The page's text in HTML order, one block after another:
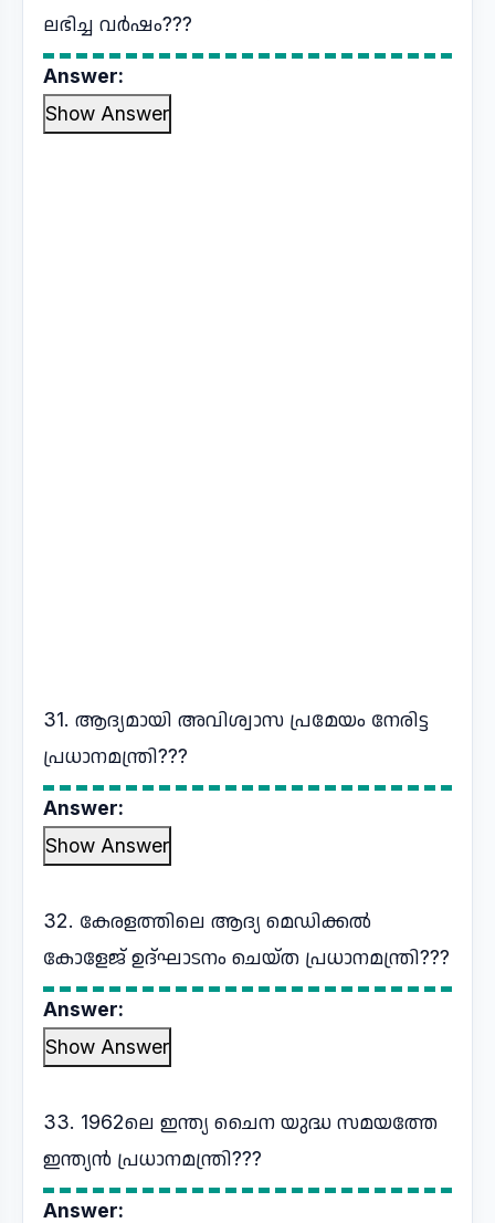
ലഭിച്ച വർഷം???
Answer:
Show Answer
31. ആദ്യമായി അവിശ്വാസ പ്രമേയം നേരിട്ട
പ്രധാനമന്ത്രി???
Answer:
Show Answer
32. കേരളത്തിലെ ആദ്യ മെഡിക്കൽ
കോളേജ് ഉദ്ഘാടനം ചെയ്ത പ്രധാനമന്ത്രി???
Answer:
Show Answer
33. 1962ലെ ഇന്ത്യ ചൈന യുദ്ധ സമയത്തേ
ഇന്ത്യൻ പ്രധാനമന്ത്രി???
Answer: